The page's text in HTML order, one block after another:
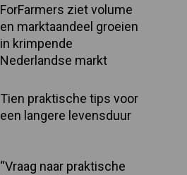
ForFarmers ziet volume
en marktaandeel groeien
in krimpende
Nederlandse markt
Tien praktische tips voor
een langere levensduur
“Vraag naar praktische